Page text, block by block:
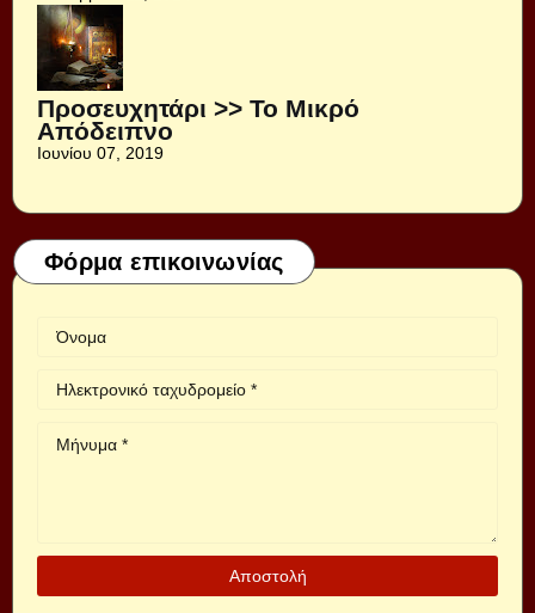
Προσευχητάρι >> Το Μικρό
Απόδειπνο
Ιουνίου 07, 2019
Φόρμα επικοινωνίας